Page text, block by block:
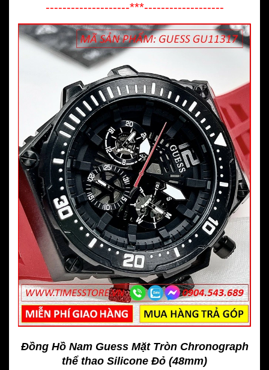
--------------------***-------------------
Đồng Hồ Nam Guess Mặt Tròn Chronograph
thể thao Silicone Đỏ (48mm)